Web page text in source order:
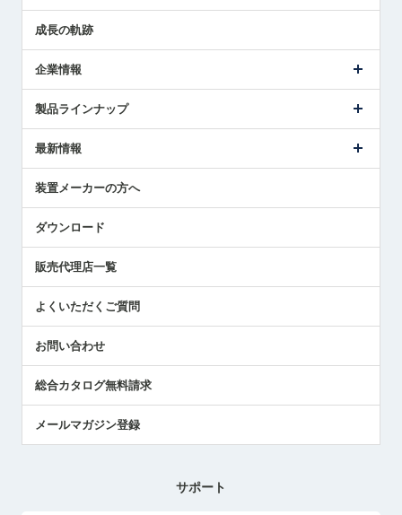
成長の軌跡
企業情報
ごあいさつ
受賞履歴
採用情報
国/地域/言語
製品ラインナップ
ツールセッタ製品
エアマイクロセンサ製品
最新情報
メトロールの技術
社員ブログ
中小企業のBCP地震対策
センサのテクニカルガイド
社長ブログ
装置メーカーの方へ
ダウンロード
販売代理店一覧
よくいただくご質問
お問い合わせ
総合カタログ無料請求
メールマガジン登録
サポート